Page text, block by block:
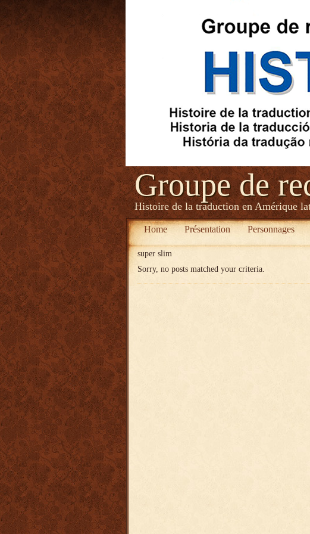
Groupe de
Histoire de la traduction en Amérique
Home Présentation Personnages
super slim
Sorry, no posts matched your criteria.